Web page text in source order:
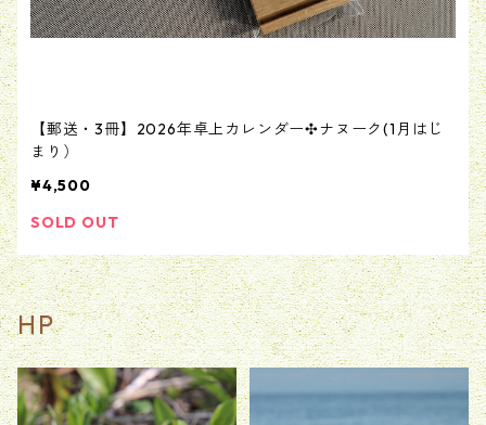
【郵送・3冊】2026年卓上カレンダー✣ナヌーク(1月はじ
まり）
¥4,500
SOLD OUT
HP